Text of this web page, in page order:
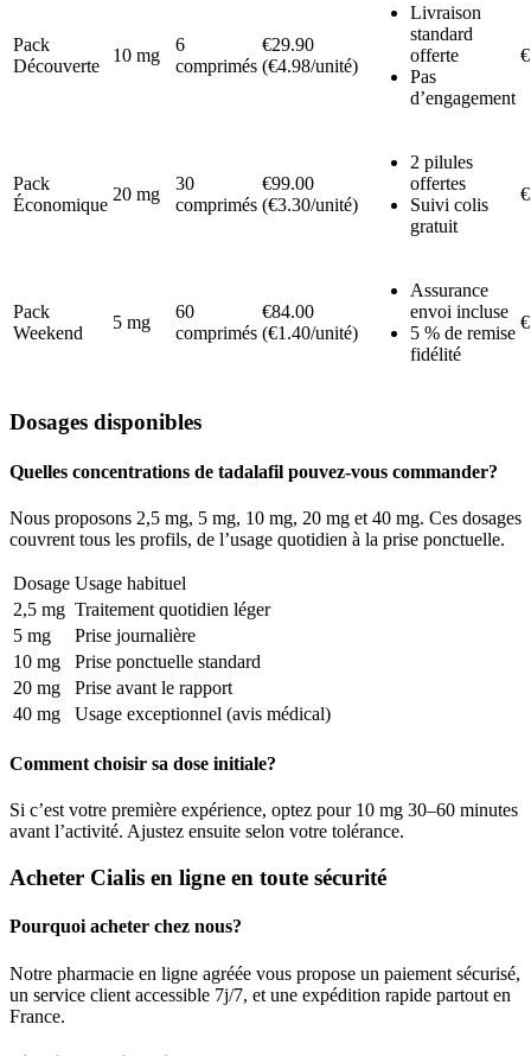
Pack
Découverte
10 mg
6
comprimés
€29.90
(€4.98/unité)
Livraison
standard
offerte
Pas
d’engagement
Pack
Économique
20 mg
30
comprimés
€99.00
(€3.30/unité)
2 pilules
offertes
Suivi colis
gratuit
Pack
Weekend
5 mg
60
comprimés
€84.00
(€1.40/unité)
Assurance
envoi incluse
5 % de remise
fidélité
Dosages disponibles
Quelles concentrations de tadalafil pouvez-vous commander?
Nous proposons 2,5 mg, 5 mg, 10 mg, 20 mg et 40 mg. Ces dosages
couvrent tous les profils, de l’usage quotidien à la prise ponctuelle.
Dosage Usage habituel
2,5 mg Traitement quotidien léger
5 mg
Prise journalière
10 mg
Prise ponctuelle standard
20 mg
Prise avant le rapport
40 mg
Usage exceptionnel (avis médical)
Comment choisir sa dose initiale?
Si c’est votre première expérience, optez pour 10 mg 30–60 minutes
avant l’activité. Ajustez ensuite selon votre tolérance.
Acheter Cialis en ligne en toute sécurité
Pourquoi acheter chez nous?
Notre pharmacie en ligne agréée vous propose un paiement sécurisé,
un service client accessible 7j/7, et une expédition rapide partout en
France.